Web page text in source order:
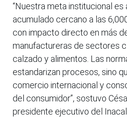
“Nuestra meta institucional es
acumulado cercano a las
con impacto directo en más
manufactureras de sectores
calzado y alimentos. Las
estandarizan procesos, sino
comercio internacional y
del consumidor”, sostuvo
presidente ejecutivo del Inacal.